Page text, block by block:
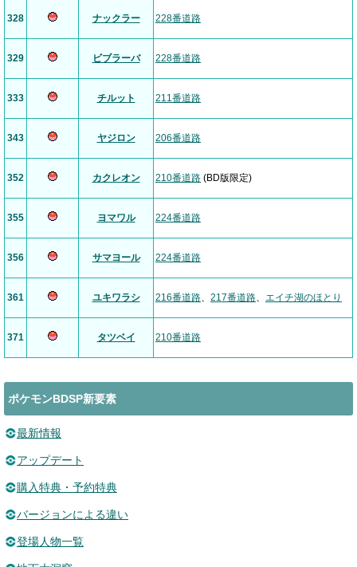
328 ナックラー 228番道路
329 ビブラーバ 228番道路
333 チルット 211番道路
343 ヤジロン 206番道路
352 カクレオン 210番道路 (BD版限定)
355 ヨマワル 224番道路
356 サマヨール 224番道路
361 ユキワラシ 216番道路、 217番道路、 エイチ湖のほとり
371 タツベイ 210番道路
ポケモンBDSP新要素
最新情報
アップデート
購入特典・予約特典
バージョンによる違い
登場人物一覧